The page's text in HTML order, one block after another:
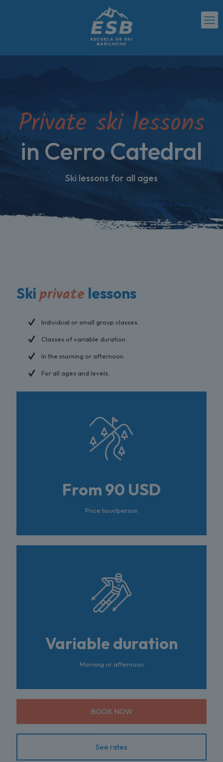
Private ski lessons
in Cerro Catedral
Ski lessons for all ages
Skiprivate lessons
Individual or small group classes.
Classes of variable duration.
In the morning or afternoon.
For all ages and levels.
From 90 USD
Price hour/person
Variable duration
Morning or afternoon
BOOK NOW
See rates